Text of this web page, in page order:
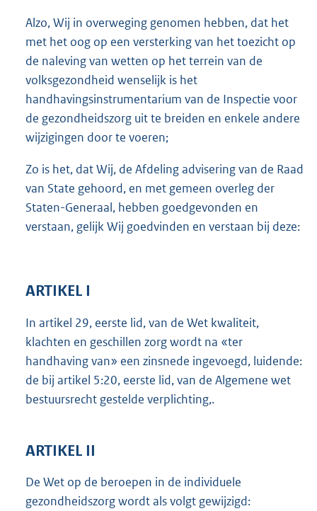
Alzo, Wij in overweging genomen hebben, dat het
met het oog op een versterking van het toezicht op
de naleving van wetten op het terrein van de
volksgezondheid wenselijk is het
handhavingsinstrumentarium van de Inspectie voor
de gezondheidszorg uit te breiden en enkele andere
wijzigingen door te voeren;
Zo is het, dat Wij, de Afdeling advisering van de Raad
van State gehoord, en met gemeen overleg der
Staten-Generaal, hebben goedgevonden en
verstaan, gelijk Wij goedvinden en verstaan bij deze:
ARTIKEL I
In artikel 29, eerste lid, van de Wet kwaliteit,
klachten en geschillen zorg wordt na «ter
handhaving van» een zinsnede ingevoegd, luidende:
de bij artikel 5:20, eerste lid, van de Algemene wet
bestuursrecht gestelde verplichting,.
ARTIKEL II
De Wet op de beroepen in de individuele
gezondheidszorg wordt als volgt gewijzigd: